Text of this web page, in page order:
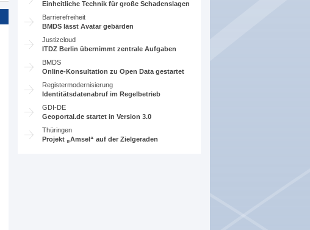
Einheitliche Technik für große Schadenslagen
Barrierefreiheit
BMDS lässt Avatar gebärden
Justizcloud
ITDZ Berlin übernimmt zentrale Aufgaben
BMDS
Online-Konsultation zu Open Data gestartet
Registermodernisierung
Identitätsdatenabruf im Regelbetrieb
GDI-DE
Geoportal.de startet in Version 3.0
Thüringen
Projekt „Amsel“ auf der Zielgeraden